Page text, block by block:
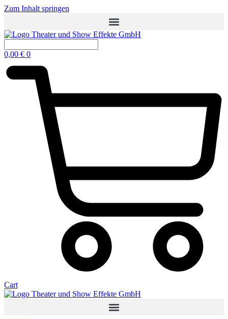
Zum Inhalt springen
0,00 € 0
Cart